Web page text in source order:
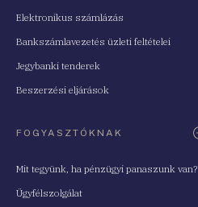
Elektronikus számlázás
Bankszámlavezetés üzleti feltételei
Jegybanki tenderek
Beszerzési eljárások
FOGYASZTÓKNAK
Mit tegyünk, ha pénzügyi panaszunk van?
Ügyfélszolgálat